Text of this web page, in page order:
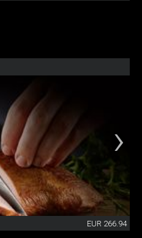
EUR 266.94